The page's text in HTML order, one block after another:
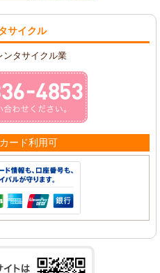
サイクル
ンタサイクル業
ード利用可